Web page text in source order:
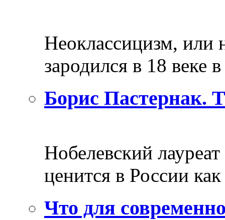
Неоклассицизм, или
зародился в 18 веке
Борис Пастернак.
Нобелевский
ценится в России
Что для